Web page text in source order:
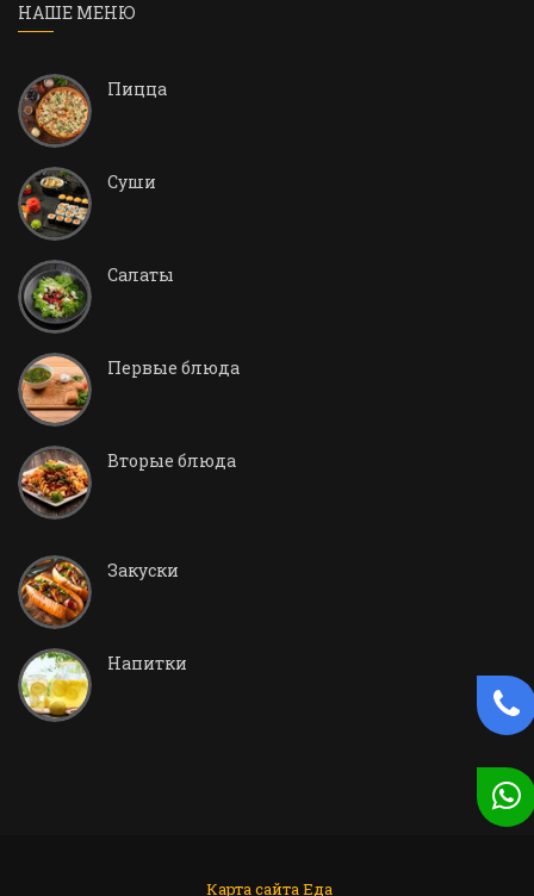
НАШЕ МЕНЮ
Пицца
Суши
Салаты
Первые блюда
Вторые блюда
Закуски
Напитки
Карта сайтаЕда